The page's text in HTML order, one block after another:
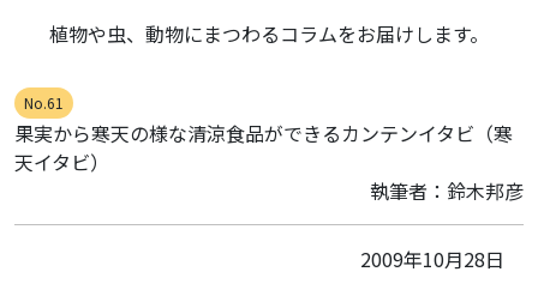
植物や虫、動物にまつわるコラムをお届けします。
No.61
果実から寒天の様な清涼食品ができるカンテンイタビ（寒
天イタビ）
執筆者：鈴木邦彦
2009年10月28日